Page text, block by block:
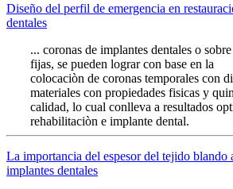
Diseño del perfil de emergencia en
dentales
... coronas de implantes dentales o
fijas, se pueden lograr con base en la
colocaciòn de coronas temporales con
materiales con propiedades fisicas y
calidad, lo cual conlleva a resultados
rehabilitaciòn e implante dental.
La importancia del espesor del tejido blando
implantes dentales